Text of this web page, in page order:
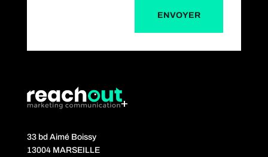
ENVOYER
33 bd Aimé Boissy
13004 MARSEILLE